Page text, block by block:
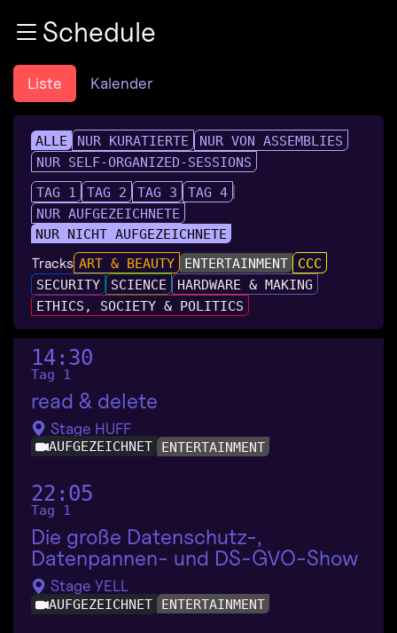
Zum InhaltSchedule
Liste Kalender
ALLE NUR KURATIERTE
NUR VON ASSEMBLIES
NUR SELF-ORGANIZED-SESSIONS
TAG 1
TAG 2 TAG 3
TAG 4
NUR AUFGEZEICHNETE
NUR NICHT AUFGEZEICHNETE
Tracks ART & BEAUTY ENTERTAINMENT
CCC
SECURITY
SCIENCE
HARDWARE & MAKING
ETHICS, SOCIETY & POLITICS
14:30
Tag 1
read & delete
Stage HUFF
AUFGEZEICHNET ENTERTAINMENT
22:05
Tag 1
Die große Datenschutz-,
Datenpannen- und DS-GVO-Show
Stage YELL
AUFGEZEICHNET ENTERTAINMENT